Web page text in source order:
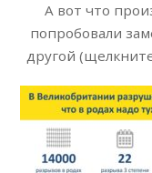
А вот что
попробовали
другой